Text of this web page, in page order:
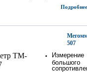
507
Измерение
большого